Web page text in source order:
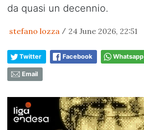
da quasi un decennio.
stefano lozza / 24 June 2026, 22:51
Twitter Facebook Whatsapp
Email